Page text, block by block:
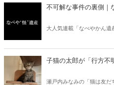
不可解な事件の裏側｜
大人気連載「なべやかん遺
信じるか信じないかは、あ
子猫の太郎が「行方不
瀬戸内みなみの「猫は友だ